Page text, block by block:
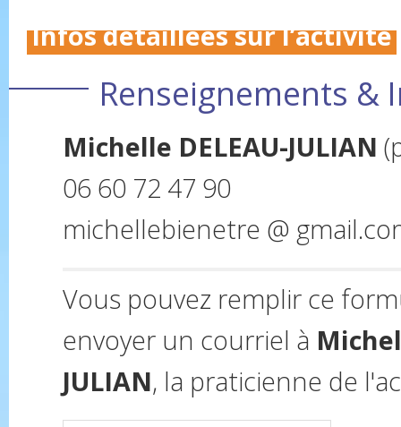
Infos détaillées sur l’activité
Renseignements &
Michelle DELEAU-JULIAN
06 60 72 47 90
michellebienetre @
Vous pouvez remplir ce
envoyer un courriel à
JULIAN, la praticienne de